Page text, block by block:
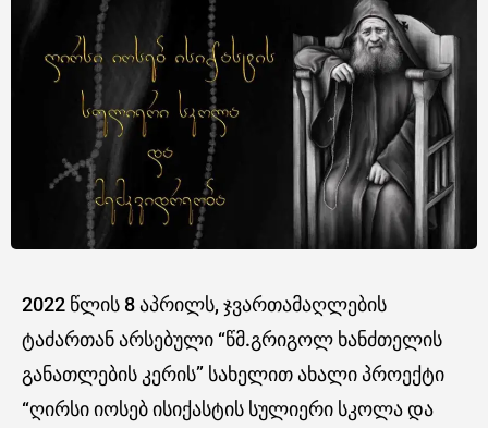
2022 წლის 8 აპრილს, ჯვართამაღლების
ტაძართან არსებული “წმ.გრიგოლ ხანძთელის
განათლების კერის” სახელით ახალი პროექტი
“ღირსი იოსებ ისიქასტის სულიერი სკოლა და